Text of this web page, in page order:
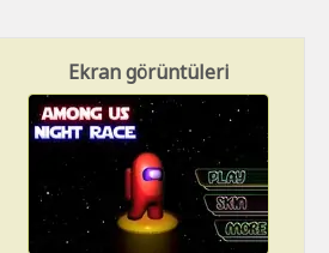
Ekran görüntüleri